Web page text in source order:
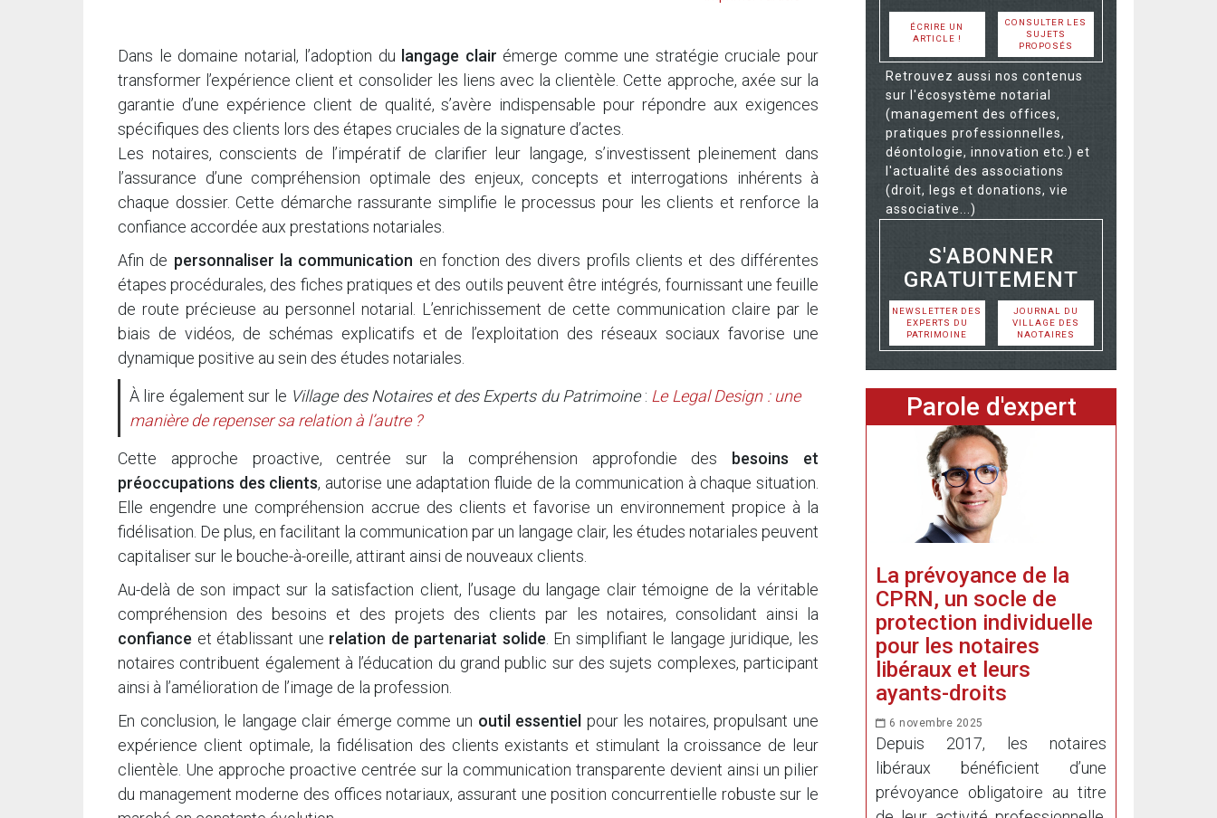
Dans le domaine notarial, l’adoption du langage clair émerge comme une stratégie cruciale pour
transformer l’expérience client et consolider les liens avec la clientèle. Cette approche, axée sur la
garantie d’une expérience client de qualité, s’avère indispensable pour répondre aux exigences
spécifiques des clients lors des étapes cruciales de la signature d’actes.
Les notaires, conscients de l’impératif de clarifier leur langage, s’investissent pleinement dans
l’assurance d’une compréhension optimale des enjeux, concepts et interrogations inhérents à
chaque dossier. Cette démarche rassurante simplifie le processus pour les clients et renforce la
confiance accordée aux prestations notariales.
Afin de personnaliser la communication en fonction des divers profils clients et des différentes
étapes procédurales, des fiches pratiques et des outils peuvent être intégrés, fournissant une feuille
de route précieuse au personnel notarial. L’enrichissement de cette communication claire par le
biais de vidéos, de schémas explicatifs et de l’exploitation des réseaux sociaux favorise une
dynamique positive au sein des études notariales.
À lire également sur le Village des Notaires et des Experts du Patrimoine: Le Legal Design : une
manière de repenser sa relation à l’autre ?
Cette approche proactive, centrée sur la compréhension approfondie des
besoins et
préoccupations des clients, autorise une adaptation fluide de la communication à chaque situation.
Elle engendre une compréhension accrue des clients et favorise un environnement propice à la
fidélisation. De plus, en facilitant la communication par un langage clair, les études notariales peuvent
capitaliser sur le bouche-à-oreille, attirant ainsi de nouveaux clients.
Au-delà de son impact sur la satisfaction client, l’usage du langage clair témoigne de la véritable
compréhension des besoins et des projets des clients par les notaires, consolidant ainsi la
confiance et établissant une relation de partenariat solide. En simplifiant le langage juridique, les
notaires contribuent également à l’éducation du grand public sur des sujets complexes, participant
ainsi à l’amélioration de l’image de la profession.
En conclusion, le langage clair émerge comme un outil essentiel pour les notaires, propulsant une
expérience client optimale, la fidélisation des clients existants et stimulant la croissance de leur
clientèle. Une approche proactive centrée sur la communication transparente devient ainsi un pilier
du management moderne des offices notariaux, assurant une position concurrentielle robuste sur le
ÉCRIRE UN
ARTICLE !
CONSULTER LES
SUJETS
PROPOSÉS
Retrouvez aussi nos contenus
sur l'écosystème notarial
(management des offices,
pratiques professionnelles,
déontologie, innovation etc.) et
l'actualité des associations
(droit, legs et donations, vie
associative...)
S'ABONNER
GRATUITEMENT
NEWSLETTER DES
EXPERTS DU
PATRIMOINE
JOURNAL DU
VILLAGE DES
NAOTAIRES
Parole d'expert
La prévoyance de la
CPRN, un socle de
protection individuelle
pour les notaires
libéraux et leurs
ayants-droits
6 novembre 2025
Depuis 2017, les notaires
libéraux bénéficient d’une
prévoyance obligatoire au titre